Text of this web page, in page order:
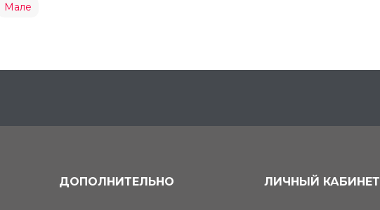
Мале
ДОПОЛНИТЕЛЬНО ЛИЧНЫЙ КАБИНЕТ